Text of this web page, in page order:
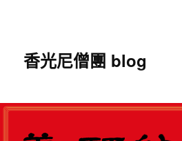
香光尼僧團 blog